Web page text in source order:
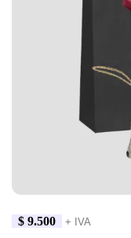
$ 9.500 + IVA